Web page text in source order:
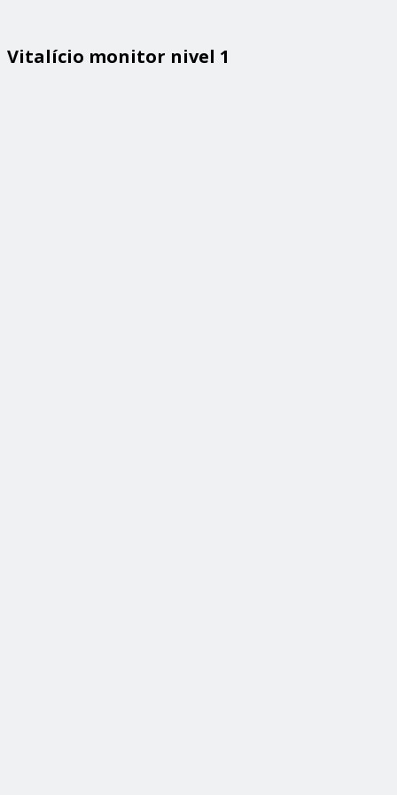
Vitalício monitor nivel 1